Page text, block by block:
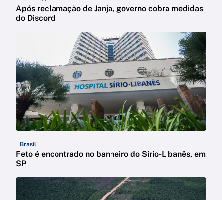
Após reclamação de Janja, governo cobra medidas
do Discord
Brasil
Feto é encontrado no banheiro do Sírio-Libanês, em
SP